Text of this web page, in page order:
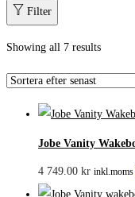
Filter
Showing all 7 results
Jobe Vanity
4 749.00 kr inkl.moms